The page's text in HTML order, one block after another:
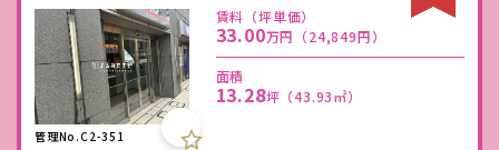
管理No.C2-351
賃料（坪単価）
33.00万円 （24,849円）
面積
13.28坪 （43.93㎡）